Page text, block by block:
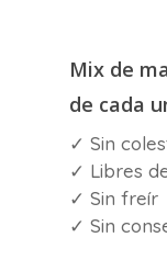
Mix de
de cada
✓ Sin
✓ Libres
✓ Sin freír
✓ Sin